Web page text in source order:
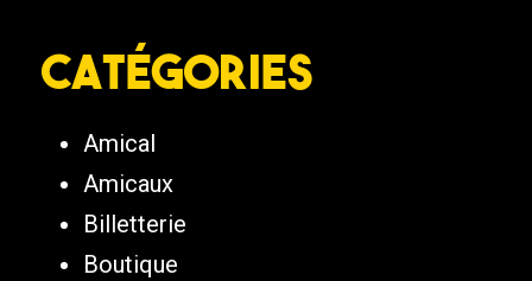
Catégories
Amical
Amicaux
Billetterie
Boutique